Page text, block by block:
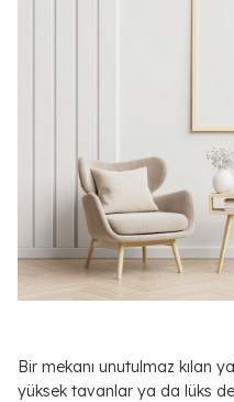
Bir mekanı unutulmaz kılan
yüksek tavanlar ya da lüks